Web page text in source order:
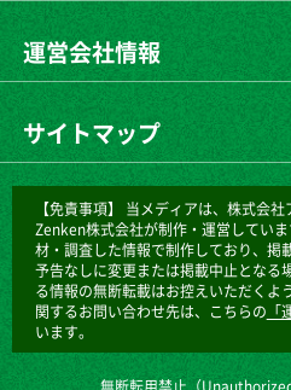
運営会社情報
サイトマップ
【免責事項】
当メディアは、株式会社
Zenken株式会社が制作・運営してい
材・調査した情報で制作しており、掲
予告なしに変更または掲載中止となる
る情報の無断転載はお控えいただくよ
関するお問い合わせ先は、こちらの
います。